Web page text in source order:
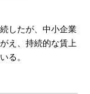
したが、中小企業
え、持続的な賃上
る。